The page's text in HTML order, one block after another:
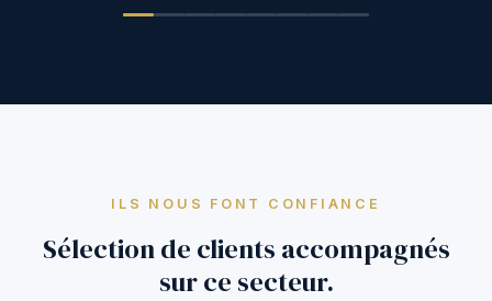
ILS NOUS FONT CONFIANCE
Sélection de clients accompagnés
sur ce secteur.